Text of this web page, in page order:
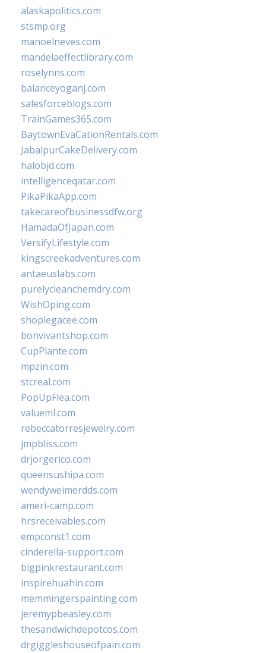
alaskapolitics.com
stsmp.org
manoelneves.com
mandelaeffectlibrary.com
roselynns.com
balanceyoganj.com
salesforceblogs.com
TrainGames365.com
BaytownEvaCationRentals.com
JabalpurCakeDelivery.com
halobjd.com
intelligenceqatar.com
PikaPikaApp.com
takecareofbusinessdfw.org
HamadaOfJapan.com
VersifyLifestyle.com
kingscreekadventures.com
antaeuslabs.com
purelycleanchemdry.com
WishOping.com
shoplegacee.com
bonvivantshop.com
CupPlante.com
mpzin.com
stcreal.com
PopUpFlea.com
valueml.com
rebeccatorresjewelry.com
jmpbliss.com
drjorgerico.com
queensushipa.com
wendyweimerdds.com
ameri-camp.com
hrsreceivables.com
empconst1.com
cinderella-support.com
bigpinkrestaurant.com
inspirehuahin.com
memmingerspainting.com
jeremypbeasley.com
thesandwichdepotcos.com
drgiggleshouseofpain.com